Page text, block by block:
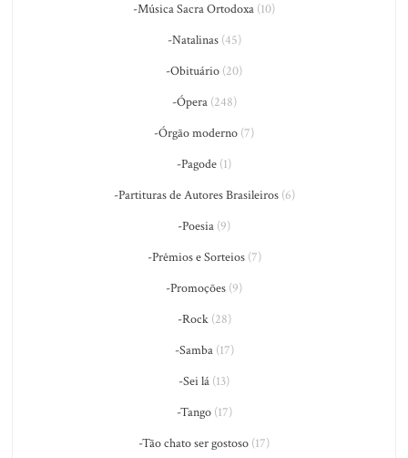
-Música Sacra Ortodoxa (10)
-Natalinas(45)
-Obituário (20)
-Ópera(248)
-Órgão moderno (7)
-Pagode (1)
-Partituras de Autores Brasileiros(6)
-Poesia (9)
-Prêmios e Sorteios(7)
-Promoções (9)
-Rock(28)
-Samba(17)
-Sei lá (13)
-Tango(17)
-Tão chato ser gostoso (17)